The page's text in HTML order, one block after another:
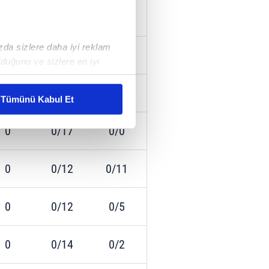
sizlere daha iyi reklam
ve sizlere en iyi
karşılamak
kullanılmaktadır. Bu
sunulması
ve sizlere yönelik
detaylı bilgi için Ayarlar
ve sitemizde ilgili
Tümünü Kabul Et
0 0/9 0/3
0 0/11
0 0/17 0/0
0 0/12 0/11
0 0/12 0/5
0 0/14 0/2